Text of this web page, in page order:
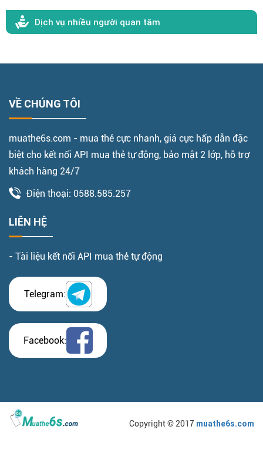
Dịch vụ nhiều người quan tâm
VỀ CHÚNG TÔI
muathe6s.com - mua thẻ cực nhanh, giá cực hấp dẫn đặc
biệt cho kết nối API mua thẻ tự động, bảo mật 2 lớp, hỗ trợ
khách hàng 24/7
Điện thoại: 0588.585.257
LIÊN HỆ
- Tài liệu kết nối API mua thẻ tự động
Telegram:
Facebook:
Copyright © 2017 muathe6s.com